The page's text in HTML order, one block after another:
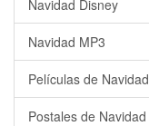
Navidad Disney
Navidad MP3
Películas de Navidad
Postales de Navidad